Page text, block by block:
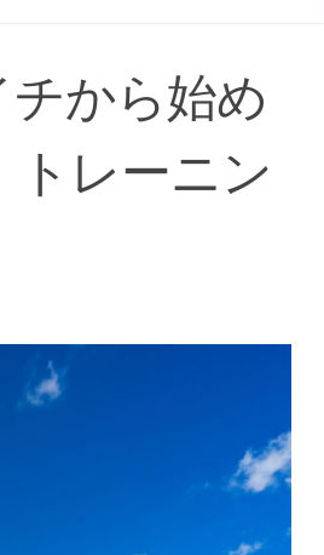
から始め
トレーニン